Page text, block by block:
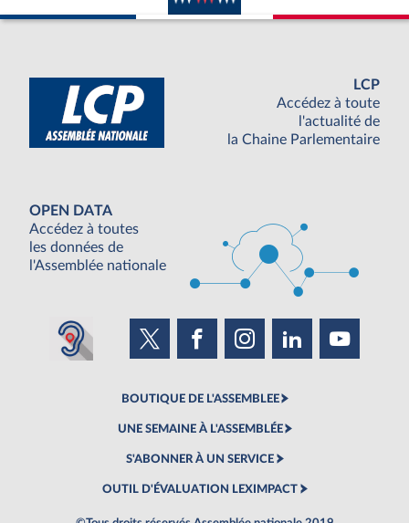
LCP
Accédez à toute
l'actualité de
la Chaine Parlementaire
OPEN DATA
Accédez à toutes
les données de
l'Assemblée nationale
BOUTIQUE DE L'ASSEMBLEE
UNE SEMAINE À L'ASSEMBLÉE
S'ABONNER À UN SERVICE
OUTIL D'ÉVALUATION LEXIMPACT